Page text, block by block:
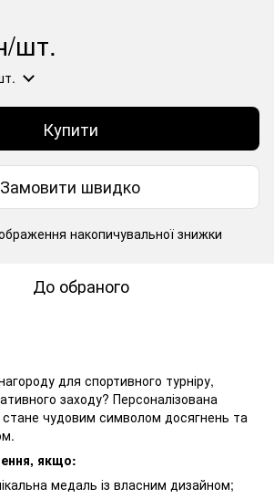
шт.
Купити
Замовити швидко
накопичувальної знижки
До обраного
для спортивного турніру,
заходу? Персоналізована
стане чудовим символом досягнень та
якщо:
медаль із власним дизайном;